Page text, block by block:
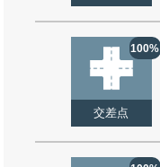
100%
交差点